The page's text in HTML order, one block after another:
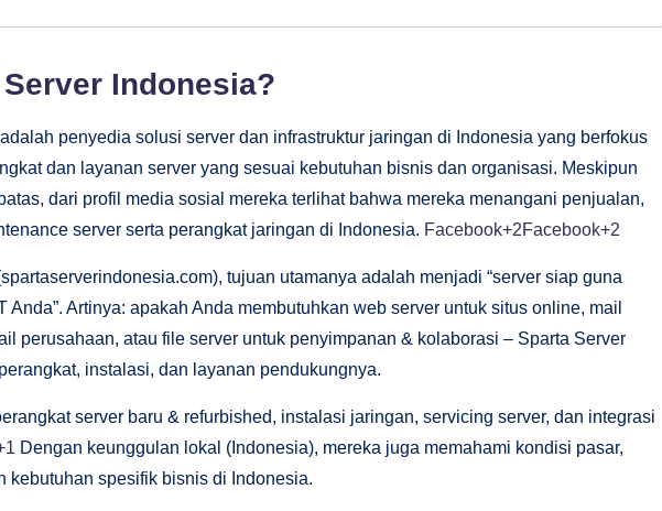
Indonesia?
penyedia solusi server dan infrastruktur jaringan di Indonesia yang berfokus
dan layanan server yang sesuai kebutuhan bisnis dan organisasi. Meskipun
dari profil media sosial mereka terlihat bahwa mereka menangani penjualan,
server serta perangkat jaringan di Indonesia. Facebook+2Facebook+2
tujuan utamanya adalah menjadi “server siap guna
Anda”. Artinya: apakah Anda membutuhkan web server untuk situs online, mail
perusahaan, atau file server untuk penyimpanan & kolaborasi – Sparta Server
instalasi, dan layanan pendukungnya.
server baru & refurbished, instalasi jaringan, servicing server, dan integrasi
Dengan keunggulan lokal (Indonesia), mereka juga memahami kondisi pasar,
kebutuhan spesifik bisnis di Indonesia.